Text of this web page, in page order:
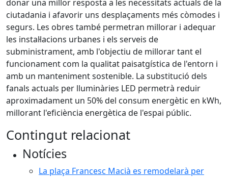
donar una millor resposta a les necessitats actuals de la
ciutadania i afavorir uns desplaçaments més còmodes i
segurs. Les obres també permetran millorar i adequar
les instal·lacions urbanes i els serveis de
subministrament, amb l'objectiu de millorar tant el
funcionament com la qualitat paisatgística de l'entorn i
amb un manteniment sostenible. La substitució dels
fanals actuals per lluminàries LED permetrà reduir
aproximadament un 50% del consum energètic en kWh,
millorant l'eficiència energètica de l'espai públic.
Contingut relacionat
Notícies
La plaça Francesc Macià es remodelarà per